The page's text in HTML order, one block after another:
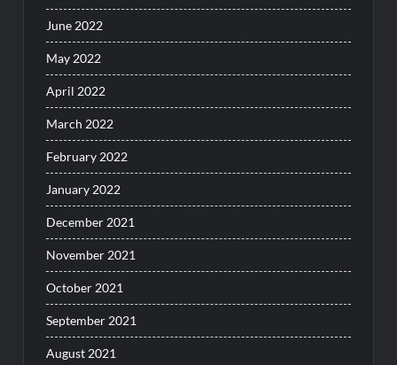
June 2022
May 2022
April 2022
March 2022
February 2022
January 2022
December 2021
November 2021
October 2021
September 2021
August 2021